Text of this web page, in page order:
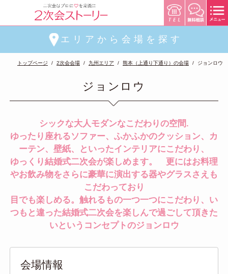
エリアから会場を探す
トップページ 2次会会場 九州エリア 熊本（上通り下通り）の会場 ジョンロウ
ジョンロウ
シックな大人モダンなこだわりの空間.
ゆったり座れるソファー、ふかふかのクッション、カ
ーテン、壁紙、といったインテリアにこだわり、
ゆっくり結婚式二次会が楽しめます。 更にはお料理
やお飲み物をさらに豪華に演出する器やグラスさえも
こだわっており
目でも楽しめる。触れるもの一つ一つにこだわり、い
つもと違った結婚式二次会を楽しんで過ごして頂きた
いというコンセプトのジョンロウ
会場情報